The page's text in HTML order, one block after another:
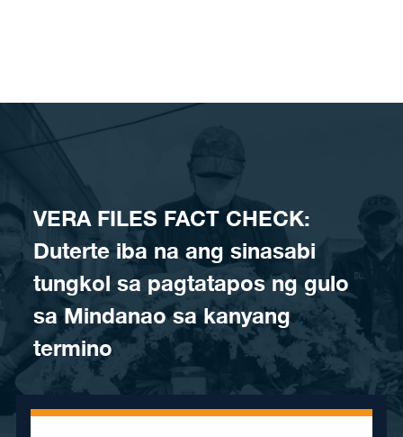
VERA FILES FACT CHECK:
Duterte iba na ang sinasabi
tungkol sa pagtatapos ng gulo
sa Mindanao sa kanyang
termino